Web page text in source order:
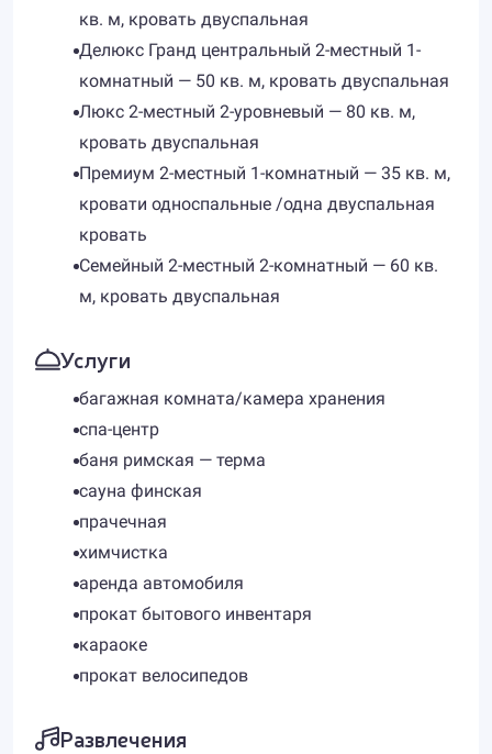
кв. м, кровать двуспальная
Делюкс Гранд центральный 2-местный 1-
комнатный — 50 кв. м, кровать двуспальная
Люкс 2-местный 2-уровневый — 80 кв. м,
кровать двуспальная
Премиум 2-местный 1-комнатный — 35 кв. м,
кровати односпальные /одна двуспальная
кровать
Семейный 2-местный 2-комнатный — 60 кв.
м, кровать двуспальная
Услуги
багажная комната/камера хранения
спа-центр
баня римская — терма
сауна финская
прачечная
химчистка
аренда автомобиля
прокат бытового инвентаря
караоке
прокат велосипедов
Развлечения